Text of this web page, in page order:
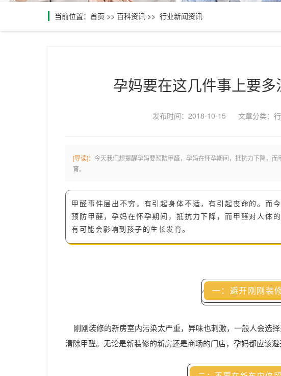
当前位置： 首页 >> 百科资讯 >> 行业新闻资讯
孕妈要在这几件事上要
发布时间：2018-10-15 文章分类：
[导读]： 今天我们想提醒孕妈要预防甲醛，孕妈在怀孕期间，抵抗力下降，
育。
甲醛事件层出不穷，有引起身体不适，有引起丧命的。而
预防甲醛，孕妈在怀孕期间，抵抗力下降，而甲醛对人体
有可能会影响到孩子的生长发育。
一：避开刚刚装
刚刚装修的新房室内污染太严重，异味也刺激，一般人会选
清除甲醛。无论是新装修的新房还是商场的门店，孕妈都应该避